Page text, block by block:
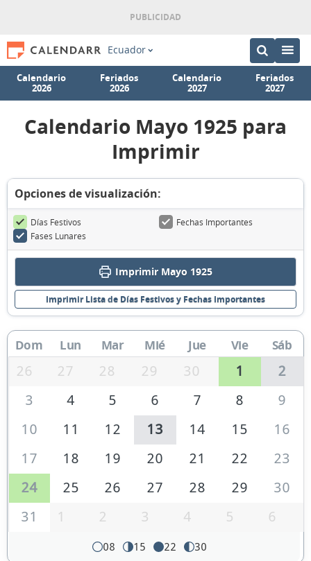
Ecuador
Calendario
2026
Feriados
2026
Calendario
2027
Feriados
2027
Calendario Mayo 1925 para
Imprimir
Opciones de visualización:
Días Festivos
Fechas Importantes
Fases Lunares
Imprimir Mayo 1925
Imprimir Lista de Días Festivos y Fechas Importantes
Dom Lun Mar Mié Jue Vie Sáb
26 27 28 29 30 1
2
3
4 5 6 7 8
9
10
11 12 13 14 15
16
17
18 19 20 21 22
23
24
25 26 27 28 29
30
31
1 2 3 4 5 6
08 15 22 30